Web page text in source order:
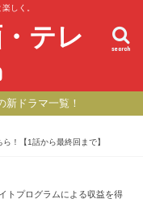
しく。
テレ
search
新ドラマ一覧！
！【1話から最終回まで】
トプログラムによる収益を得